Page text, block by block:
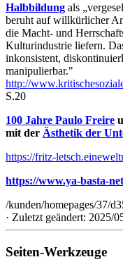
Halbbildung als
beruht auf willkürlicher
die Macht- und
Kulturindustrie liefern.
inkonsistent,
manipulierbar."
http://
S.20
100 Jahre Paulo Freire
mit der Ästhetik der
https://fritz-
https://www.ya-basta-
/kunden/homepages/37/
· Zuletzt geändert: 2025/
Seiten-Werkzeuge